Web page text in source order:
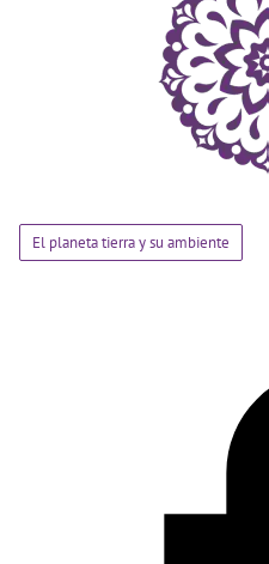
El planeta tierra y su ambiente